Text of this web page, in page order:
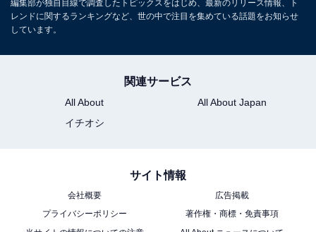
編集部が独自目線で調査したトピックスをはじめ、最新のリリース情報、ト
レンドに関するランキングなど、世の中で注目を集めている話題をお知らせ
しています。
関連サービス
All About
All About Japan
イチオシ
サイト情報
会社概要
広告掲載
プライバシーポリシー
著作権・商標・免責事項